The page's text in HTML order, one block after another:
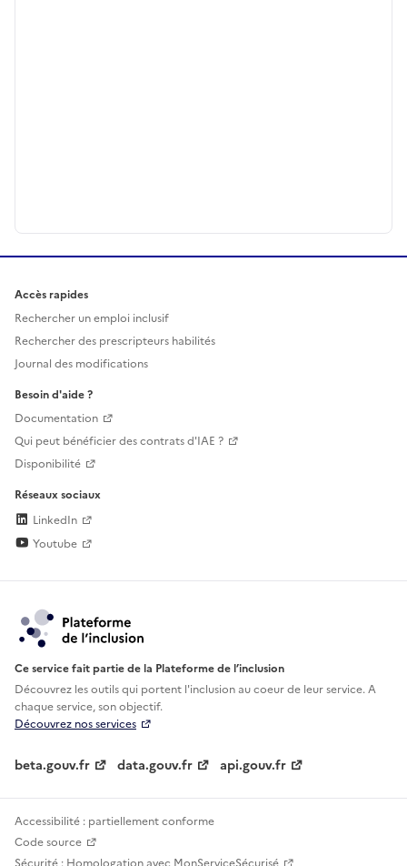
Accès rapides
Rechercher un emploi inclusif
Rechercher des prescripteurs habilités
Journal des modifications
Besoin d'aide ?
Documentation
Qui peut bénéficier des contrats d'IAE ?
Disponibilité
Réseaux sociaux
LinkedIn
Youtube
Ce service fait partie de la Plateforme de l’inclusion
Découvrez les outils qui portent l'inclusion aucoeur de leur service. A
chaque service, son objectif.
Découvrez nos services
beta.gouv.fr data.gouv.fr api.gouv.fr
Accessibilité : partiellement conforme
Code source